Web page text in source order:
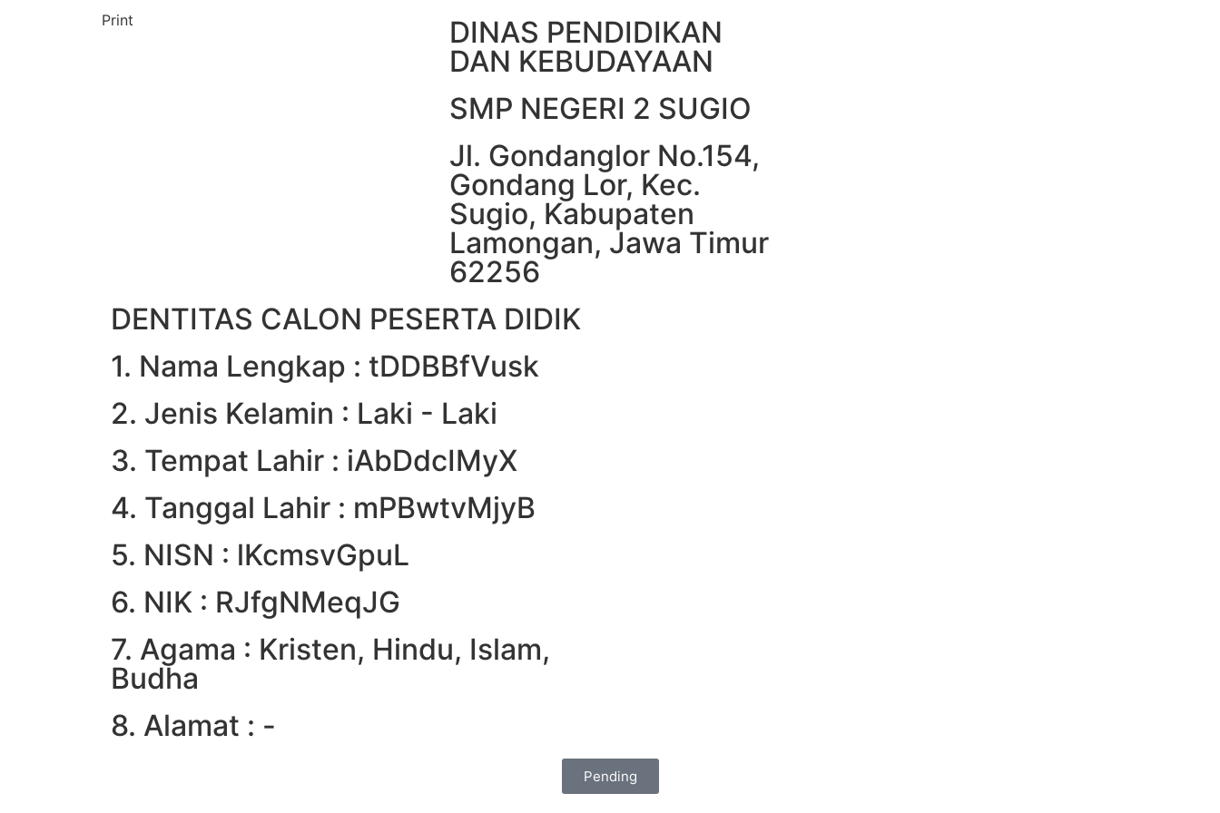
DINAS PENDIDIKAN
DAN KEBUDAYAAN
SMP NEGERI 2 SUGIO
Jl. Gondanglor No.154,
Gondang Lor, Kec.
Sugio, Kabupaten
Lamongan, Jawa Timur
62256
DENTITAS CALON PESERTA DIDIK
1. Nama Lengkap : tDDBBfVusk
2. Jenis Kelamin : Laki - Laki
3. Tempat Lahir : iAbDdcIMyX
4. Tanggal Lahir : mPBwtvMjyB
5. NISN : lKcmsvGpuL
6. NIK : RJfgNMeqJG
7. Agama : Kristen, Hindu, Islam,
Budha
8. Alamat : -
Pending
Print